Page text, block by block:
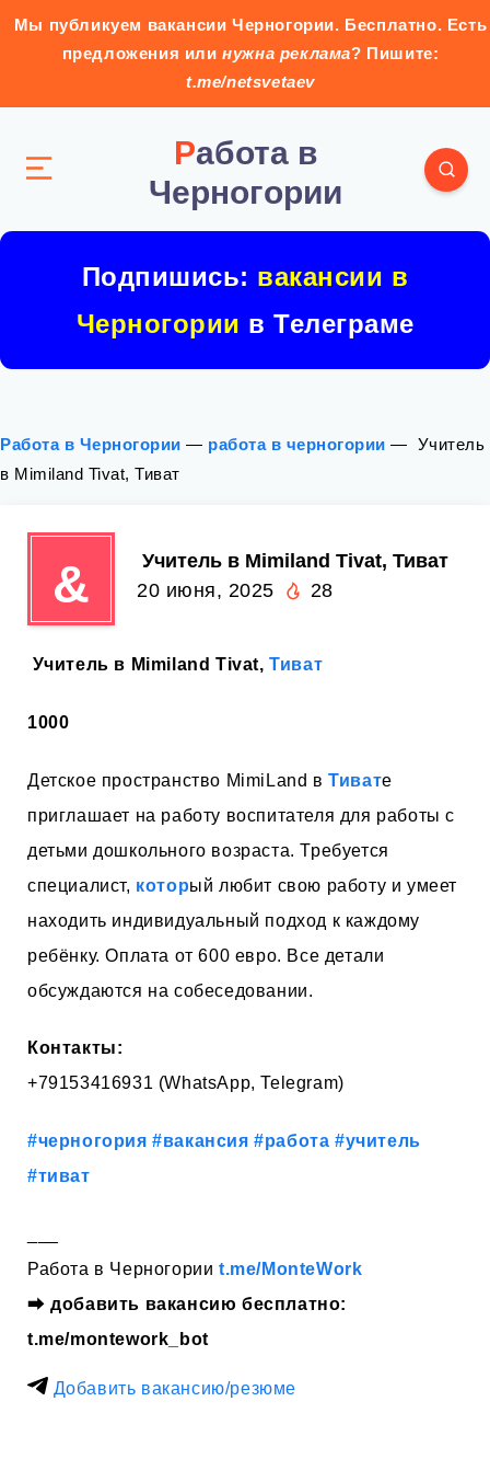
Мы публикуем вакансии Черногории. Бесплатно. Есть
предложения илинужна реклама? Пишите:
t.me/netsvetaev
Работа в
Черногории
Подпишись: вакансии в
Черногории в Телеграме
Работа в Черногории — работа в черногории — ‍ Учитель
в Mimiland Tivat, Тиват
&
‍ Учитель в Mimiland Tivat, Тиват
20 июня, 2025
28
‍ Учитель в Mimiland Tivat,Тиват
1000
Детское пространство MimiLand вТивате
приглашает на работу воспитателя для работы с
детьми дошкольного возраста. Требуется
специалист, который любит свою работу и умеет
находить индивидуальный подход к каждому
ребёнку. Оплата от 600 евро. Все детали
обсуждаются на собеседовании.
Контакты:
+79153416931 (WhatsApp, Telegram)
#черногория #вакансия #работа #учитель
#тиват
Работа в Черногории t.me/MonteWork
⮕добавить вакансию бесплатно:
t.me/montework_bot
Добавить вакансию/резюме